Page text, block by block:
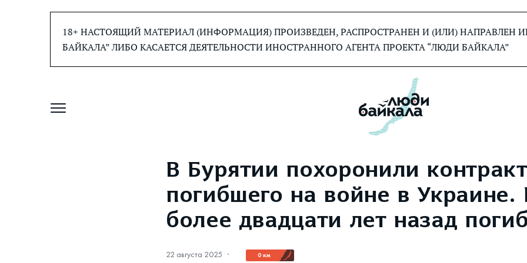
18+ НАСТОЯЩИЙ МАТЕРИАЛ (ИНФОРМАЦИЯ) ПРОИЗВЕДЕН, РАСПРОСТРАНЕН И (ИЛИ)
БАЙКАЛА” ЛИБО КАСАЕТСЯ ДЕЯТЕЛЬНОСТИ ИНОСТРАННОГО АГЕНТА ПРОЕКТА “ЛЮДИ БАЙКАЛА”
В Бурятии похоронили
погибшего на войне в Украине.
более двадцати лет назад
22 августа 2025 · 0 км